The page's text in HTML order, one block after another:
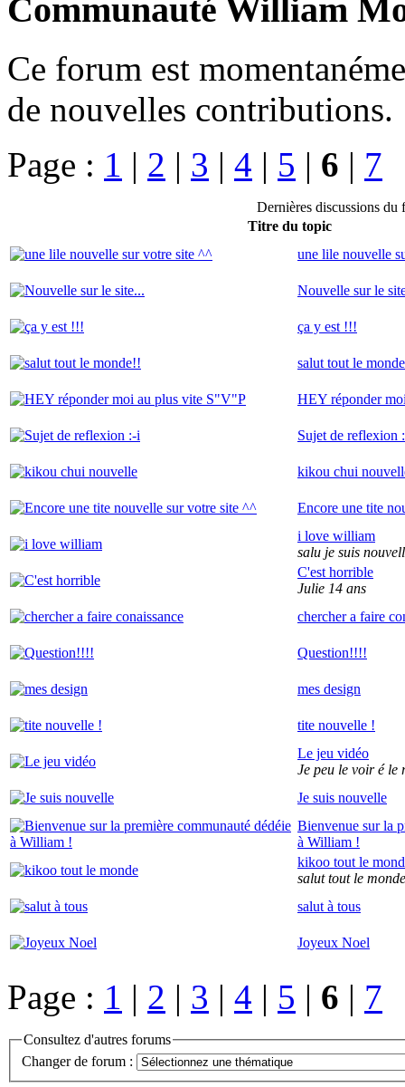
Communauté William
Ce forum est
de nouvelles contributions.
Page : 1 | 2 | 3 | 4 | 5 | 6 | 7
Dernières discussions
Titre du topic
une lile nouvelle
Nouvelle sur le
ça y est !!!
salut tout le
HEY réponder
Sujet de reflexion
kikou chui
Encore une tite
i love william
salu je suis
C'est horrible
Julie 14 ans
chercher a faire
Question!!!!
mes design
tite nouvelle !
Le jeu vidéo
Je peu le voir é le
Je suis nouvelle
Bienvenue sur la
à William !
kikoo tout le
salut tout le monde
salut à tous
Joyeux Noel
Page : 1 | 2 | 3 | 4 | 5 | 6 | 7
Consultez d'autres forums
Changer de forum :